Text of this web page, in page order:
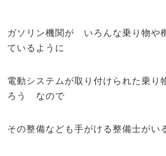
ガソリン機関が いろんな乗り物や
ているように
電動システムが取り付けられた乗り
ろう なので
その整備なども手がける整備士がい